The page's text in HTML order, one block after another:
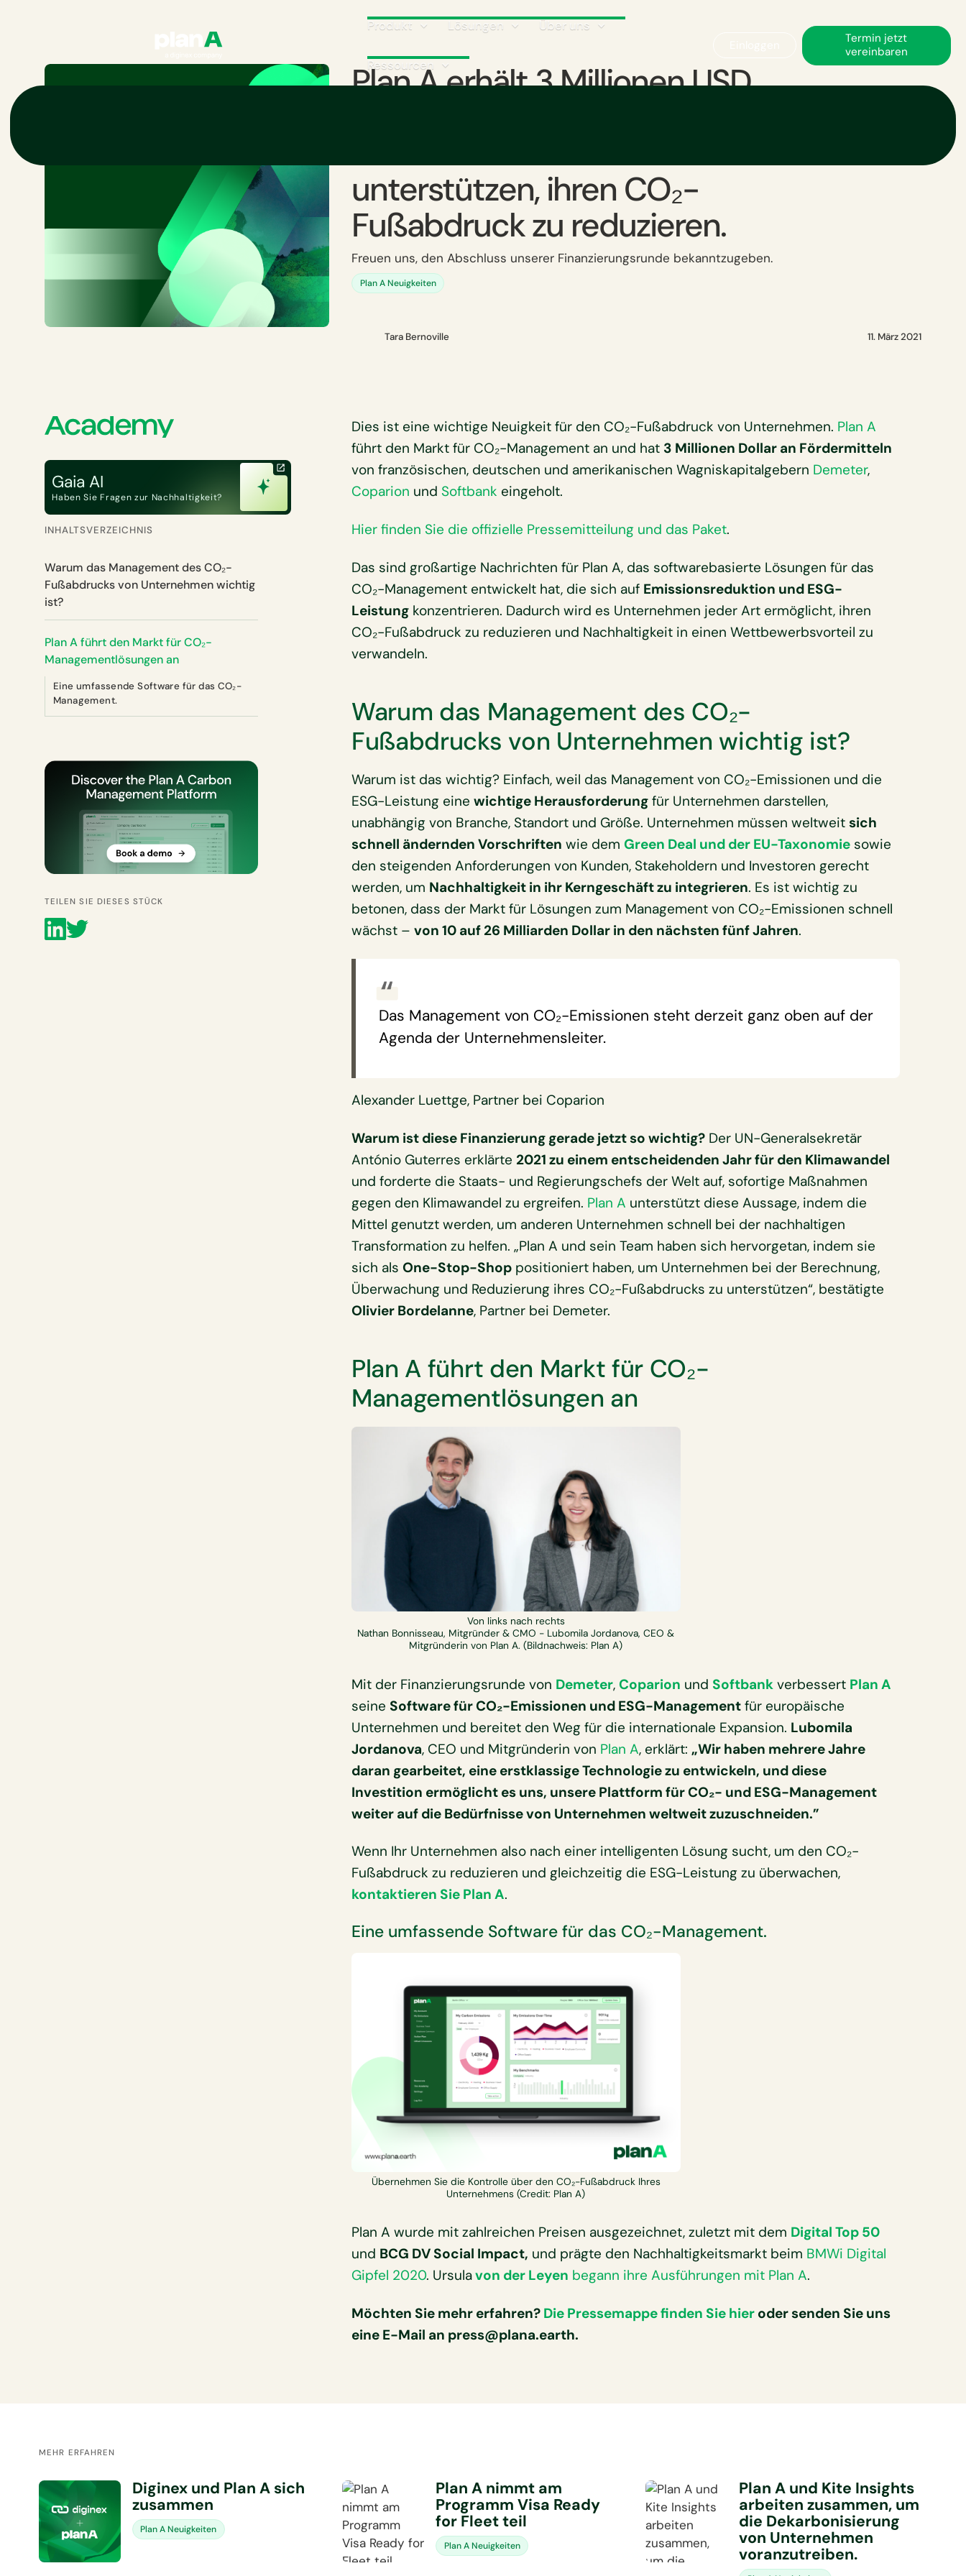
Produkt Lösungen Über uns
Ressourcen
Termin jetzt
vereinbaren
Plan A erhält 3 Millionen USD
Unternehmen dabei zu
unterstützen, ihren CO₂-
Fußabdruck zu reduzieren.
Freuen uns, den Abschluss unserer Finanzierungsrunde bekanntzugeben.
Plan A Neuigkeiten
Tara Bernoville 11. März 2021
Gaia AI
Haben Sie Fragen zur Nachhaltigkeit?
INHALTSVERZEICHNIS
Warum das Management des CO₂-
Fußabdrucks von Unternehmen wichtig
ist?
Plan A führt den Markt für CO₂-
Managementlösungen an
Eine umfassende Software für das CO₂-
Management.
TEILEN SIE DIESES STÜCK
Dies ist eine wichtige Neuigkeit für den CO₂-Fußabdruck von Unternehmen. Plan A
führt den Markt für CO₂-Management an und hat 3 Millionen Dollar an Fördermitteln
von französischen, deutschen und amerikanischen Wagniskapitalgebern Demeter,
Coparion und Softbank eingeholt.
Hier finden Sie die offizielle Pressemitteilung und das Paket.
Das sind großartige Nachrichten für Plan A, das softwarebasierte Lösungen für das
CO₂-Management entwickelt hat, die sich auf Emissionsreduktion und ESG-
Leistungkonzentrieren. Dadurch wird es Unternehmen jeder Art ermöglicht, ihren
CO₂-Fußabdruck zu reduzieren und Nachhaltigkeit in einen Wettbewerbsvorteil zu
verwandeln.
Warum das Management des CO₂-
Fußabdrucks von Unternehmen wichtig ist?
Warum ist das wichtig? Einfach, weil das Management von CO₂-Emissionen und die
ESG-Leistung eine wichtige Herausforderungfür Unternehmen darstellen,
unabhängig von Branche, Standort und Größe. Unternehmen müssen weltweit sich
schnell ändernden Vorschriften wie dem Green Deal und der EU-Taxonomiesowie
den steigenden Anforderungen von Kunden, Stakeholdern und Investoren gerecht
werden, um Nachhaltigkeit in ihr Kerngeschäft zu integrieren. Es ist wichtig zu
betonen, dass der Markt für Lösungen zum Management von CO₂-Emissionen schnell
wächst – von 10 auf 26 Milliarden Dollar in den nächsten fünf Jahren.
Das Management von CO₂-Emissionen steht derzeit ganz oben auf der
Agenda der Unternehmensleiter.
Alexander Luettge, Partner bei Coparion
Warum ist diese Finanzierung gerade jetzt so wichtig?Der UN-Generalsekretär
António Guterres erklärte 2021 zu einem entscheidenden Jahr für den Klimawandel
und forderte die Staats- und Regierungschefs der Welt auf, sofortige Maßnahmen
gegen den Klimawandel zu ergreifen. Plan A unterstützt diese Aussage, indem die
Mittel genutzt werden, um anderen Unternehmen schnell bei der nachhaltigen
Transformation zu helfen. „Plan A und sein Team haben sich hervorgetan, indem sie
sich als One-Stop-Shoppositioniert haben, um Unternehmen bei der Berechnung,
Überwachung und Reduzierung ihres CO₂-Fußabdrucks zu unterstützen“, bestätigte
Olivier Bordelanne, Partner bei Demeter.
Plan A führt den Markt für CO₂-
Managementlösungen an
Von links nach rechts
Nathan Bonnisseau, Mitgründer & CMO - Lubomila Jordanova, CEO &
Mitgründerin von Plan A. (Bildnachweis: Plan A)
Mit der Finanzierungsrunde von Demeter, Coparion und Softbankverbessert Plan A
seine Software für CO₂-Emissionen und ESG-Managementfür europäische
Unternehmen und bereitet den Weg für die internationale Expansion. Lubomila
Jordanova, CEO und Mitgründerin von Plan A, erklärt: „Wir haben mehrere Jahre
daran gearbeitet, eine erstklassige Technologie zu entwickeln, und diese
Investition ermöglicht es uns, unsere Plattform für CO₂- und ESG-Management
weiter auf die Bedürfnisse von Unternehmen weltweit zuzuschneiden.”
Wenn Ihr Unternehmen also nach einer intelligenten Lösung sucht, um den CO₂-
Fußabdruck zu reduzieren und gleichzeitig die ESG-Leistung zu überwachen,
kontaktieren Sie Plan A.
Eine umfassende Software für das CO₂-Management.
Übernehmen Sie die Kontrolle über den CO₂-Fußabdruck Ihres
Unternehmens (Credit: Plan A)
Plan A wurde mit zahlreichen Preisen ausgezeichnet, zuletzt mit dem Digital Top 50
und BCG DV Social Impact, und prägte den Nachhaltigkeitsmarkt beim BMWi Digital
Gipfel 2020. Ursulavon der Leyen begann ihre Ausführungen mit Plan A.
Möchten Sie mehr erfahren? Die Pressemappe finden Sie hieroder senden Sie uns
eine E-Mail an press@plana.earth.
MEHR ERFAHREN
Diginex und Plan A sich
zusammen
Plan A Neuigkeiten
Plan A nimmt am
Programm Visa Ready
for Fleet teil
Plan A Neuigkeiten
Plan A und Kite Insights
arbeiten zusammen, um
die Dekarbonisierung
von Unternehmen
voranzutreiben.